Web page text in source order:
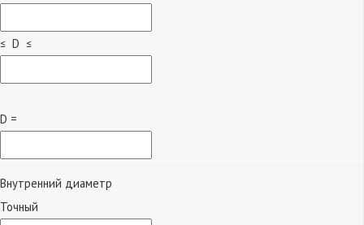
≤ D ≤
D =
Внутренний диаметр
Точный